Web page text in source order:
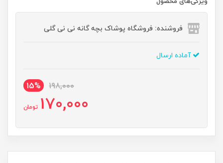
فروشنده: فروشگاه پوشاک بچه گانه نی نی گلی
آماده ارسال
198,000
15%
170,000 تومان